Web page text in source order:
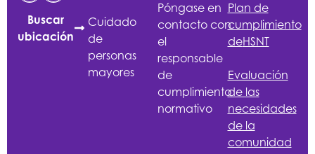
Buscar
ubicación
Cuidado
de
personas
mayores
Póngase en
contacto con
el
responsable
de
cumplimiento
normativo
Plan de
cumplimiento
deHSNT
Evaluación
de las
necesidades
de la
comunidad